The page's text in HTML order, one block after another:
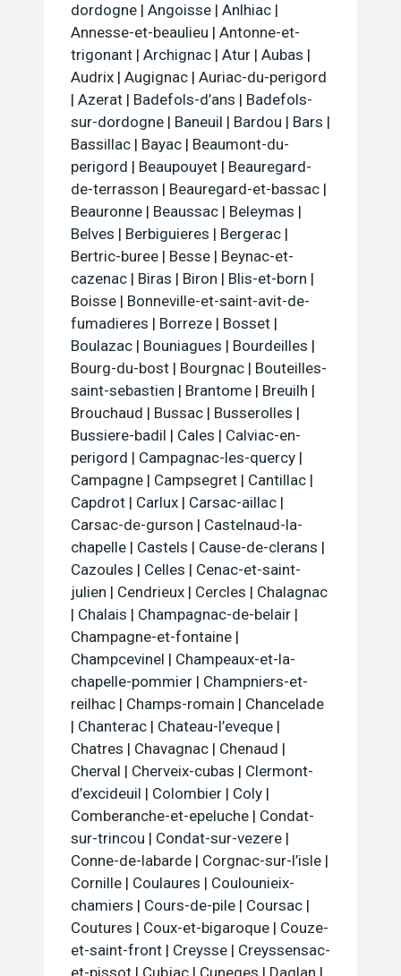
dordogne | Angoisse | Anlhiac |
Annesse-et-beaulieu | Antonne-et-
trigonant | Archignac | Atur | Aubas |
Audrix | Augignac | Auriac-du-perigord
| Azerat | Badefols-d’ans | Badefols-
sur-dordogne | Baneuil | Bardou | Bars |
Bassillac | Bayac | Beaumont-du-
perigord | Beaupouyet | Beauregard-
de-terrasson | Beauregard-et-bassac |
Beauronne | Beaussac | Beleymas |
Belves | Berbiguieres | Bergerac |
Bertric-buree | Besse | Beynac-et-
cazenac | Biras | Biron | Blis-et-born |
Boisse | Bonneville-et-saint-avit-de-
fumadieres | Borreze | Bosset |
Boulazac | Bouniagues | Bourdeilles |
Bourg-du-bost | Bourgnac | Bouteilles-
saint-sebastien | Brantome | Breuilh |
Brouchaud | Bussac | Busserolles |
Bussiere-badil | Cales | Calviac-en-
perigord | Campagnac-les-quercy |
Campagne | Campsegret | Cantillac |
Capdrot | Carlux | Carsac-aillac |
Carsac-de-gurson | Castelnaud-la-
chapelle | Castels | Cause-de-clerans |
Cazoules | Celles | Cenac-et-saint-
julien | Cendrieux | Cercles | Chalagnac
| Chalais | Champagnac-de-belair |
Champagne-et-fontaine |
Champcevinel | Champeaux-et-la-
chapelle-pommier | Champniers-et-
reilhac | Champs-romain | Chancelade
| Chanterac | Chateau-l’eveque |
Chatres | Chavagnac | Chenaud |
Cherval | Cherveix-cubas | Clermont-
d’excideuil | Colombier | Coly |
Comberanche-et-epeluche | Condat-
sur-trincou | Condat-sur-vezere |
Conne-de-labarde | Corgnac-sur-l’isle |
Cornille | Coulaures | Coulounieix-
chamiers | Cours-de-pile | Coursac |
Coutures | Coux-et-bigaroque | Couze-
et-saint-front | Creysse | Creyssensac-